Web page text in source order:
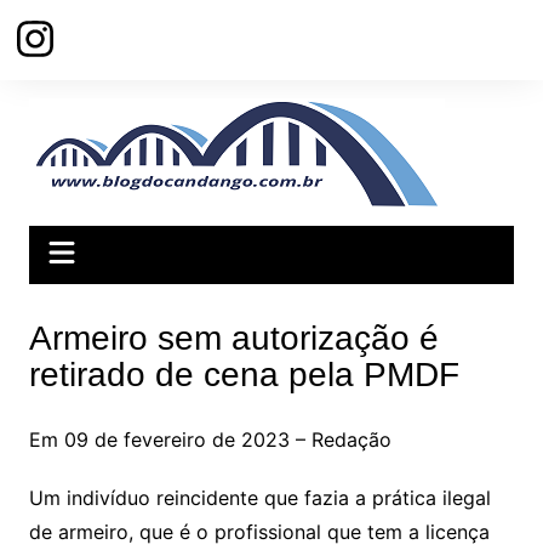
para
Armeiro sem autorização é
retirado de cena pela PMDF
Em 09 de fevereiro de 2023 – Redação
Um indivíduo reincidente que fazia a prática ilegal
de armeiro, que é o profissional que tem a licença